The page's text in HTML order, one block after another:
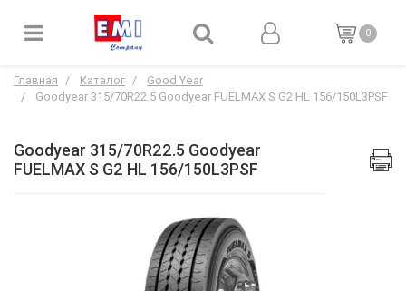
0
Главная Каталог
Good Year
Goodyear 315/70R22.5 Goodyear FUELMAX S G2 HL 156/150L3PSF
Goodyear 315/70R22.5 Goodyear
FUELMAX S G2 HL 156/150L3PSF